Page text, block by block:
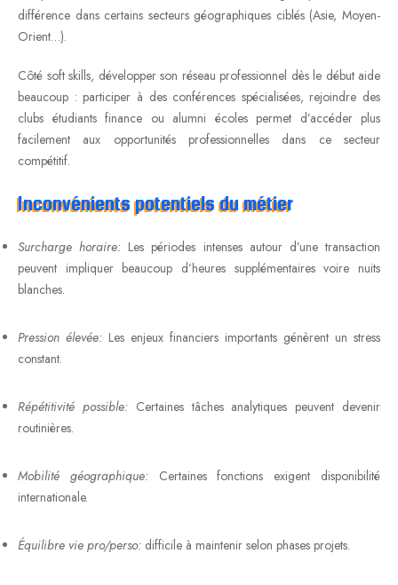
différence dans certains secteurs géographiques ciblés (Asie, Moyen-
Orient…).
Côté soft skills, développer son réseau professionnel dès le début aide
beaucoup : participer à des conférences spécialisées, rejoindre des
clubs étudiants finance ou alumni écoles permet d’accéder plus
facilement aux opportunités professionnelles dans ce secteur
compétitif.
Inconvénients potentiels du métier
Surcharge horaire: Les périodes intenses autour d’une transaction
peuvent impliquer beaucoup d’heures supplémentaires voire nuits
blanches.
Pression élevée: Les enjeux financiers importants génèrent un stress
constant.
Répétitivité possible:Certaines tâches analytiques peuvent devenir
routinières.
Mobilité géographique:Certaines fonctions exigent disponibilité
internationale.
Équilibre vie pro/perso: difficile à maintenir selon phases projets.